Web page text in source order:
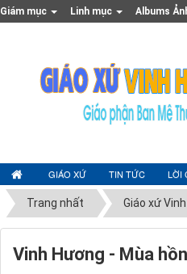
Giám mục Linh mục Albums
GIÁO XỨ TIN TỨC LỜI
Trang nhất Giáo xứ
Vinh Hương - Mùa